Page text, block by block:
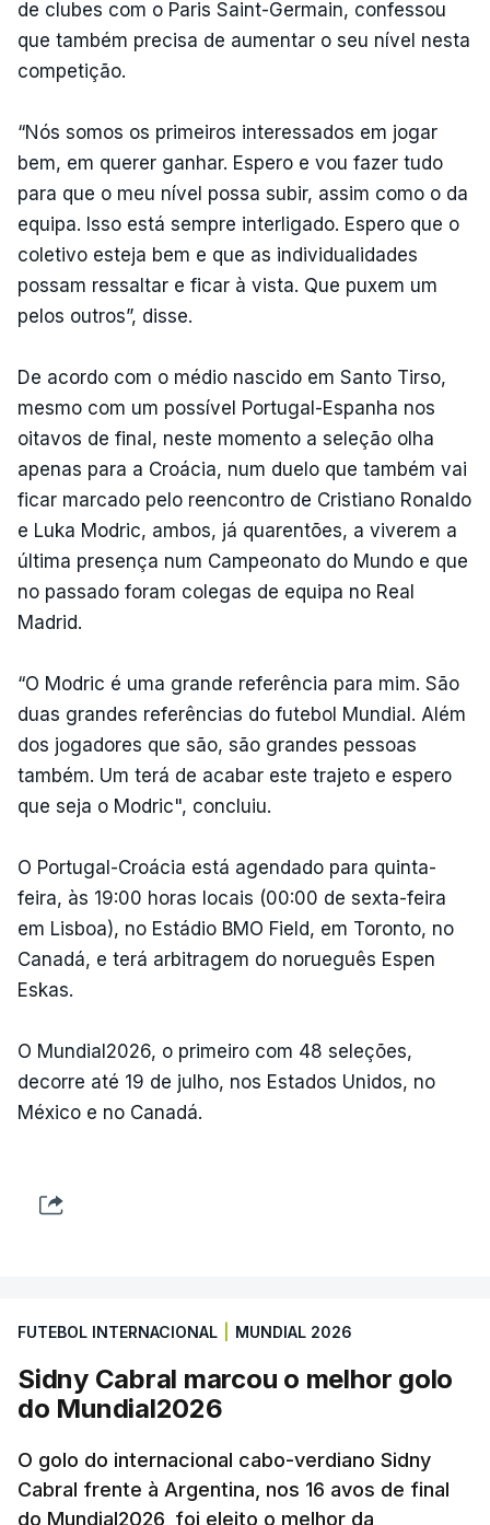
de clubes com o Paris Saint-Germain, confessou
que também precisa de aumentar o seu nível nesta
competição.
“Nós somos os primeiros interessados em jogar
bem, em querer ganhar. Espero e vou fazer tudo
para que o meu nível possa subir, assim como o da
equipa. Isso está sempre interligado. Espero que o
coletivo esteja bem e que as individualidades
possam ressaltar e ficar à vista. Que puxem um
pelos outros”, disse.
De acordo com o médio nascido em Santo Tirso,
mesmo com um possível Portugal-Espanha nos
oitavos de final, neste momento a seleção olha
apenas para a Croácia, num duelo que também vai
ficar marcado pelo reencontro de Cristiano Ronaldo
e Luka Modric, ambos, já quarentões, a viverem a
última presença num Campeonato do Mundo e que
no passado foram colegas de equipa no Real
Madrid.
“O Modric é uma grande referência para mim. São
duas grandes referências do futebol Mundial. Além
dos jogadores que são, são grandes pessoas
também. Um terá de acabar este trajeto e espero
que seja o Modric", concluiu.
O Portugal-Croácia está agendado para quinta-
feira, às 19:00 horas locais (00:00 de sexta-feira
em Lisboa), no Estádio BMO Field, em Toronto, no
Canadá, e terá arbitragem do norueguês Espen
Eskas.
O Mundial2026, o primeiro com 48 seleções,
decorre até 19 de julho, nos Estados Unidos, no
México e no Canadá.
FUTEBOL INTERNACIONAL MUNDIAL 2026
Sidny Cabral marcou o melhor golo
do Mundial2026
O golo do internacional cabo-verdiano Sidny
Cabral frente à Argentina, nos 16 avos de final
do Mundial2026, foi eleito o melhor da